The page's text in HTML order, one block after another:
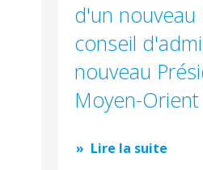
d'un nouveau
conseil
nouveau
Moyen-
Lire la suite